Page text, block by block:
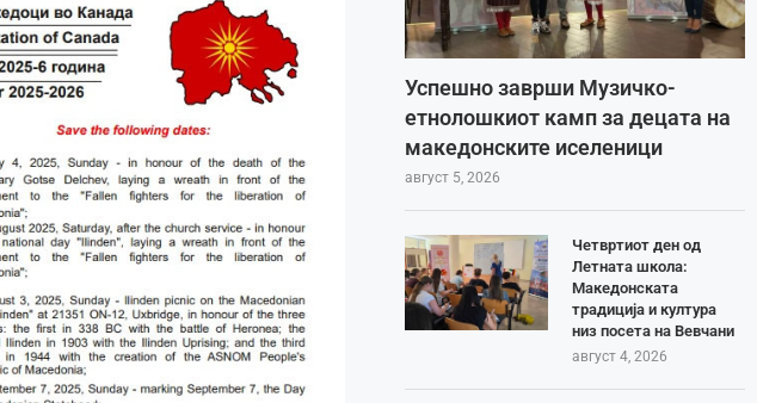
Успешно заврши Музичко-
етнолошкиот камп за децата на
македонските иселеници
август 5, 2026
Четвртиот ден од
Летната школа:
Македонската
традиција и култура
низ посета на Вевчани
август 4, 2026